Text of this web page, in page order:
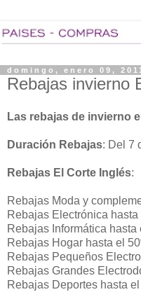
domingo, enero 09, 2011
Rebajas invierno
Las rebajas de invierno
Duración Rebajas: Del 7
Rebajas El Corte Inglés:
Rebajas Moda y
Rebajas Electrónica hasta
Rebajas Informática hasta
Rebajas Hogar hasta el
Rebajas Pequeños
Rebajas Grandes
Rebajas Deportes hasta